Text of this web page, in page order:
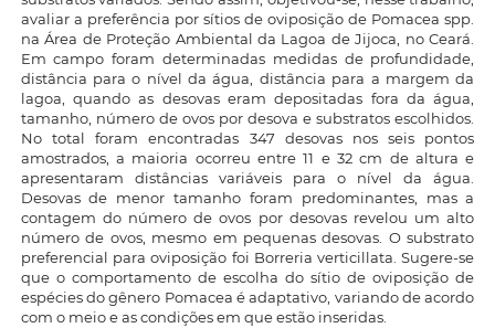
avaliar a preferência por sítios de oviposição de Pomacea spp.
na Área de Proteção Ambiental da Lagoa de Jijoca, no Ceará.
Em campo foram determinadas medidas de profundidade,
distância para o nível da água, distância para a margem da
lagoa, quando as desovas eram depositadas fora da água,
tamanho, número de ovos por desova e substratos escolhidos.
No total foram encontradas 347 desovas nos seis pontos
amostrados, a maioria ocorreu entre 11 e 32 cm de altura e
apresentaram distâncias variáveis para o nível da água.
Desovas de menor tamanho foram predominantes, mas a
contagem do número de ovos por desovas revelou um alto
número de ovos, mesmo em pequenas desovas. O substrato
preferencial para oviposição foi Borreria verticillata. Sugere-se
que o comportamento de escolha do sítio de oviposição de
espécies do gênero Pomacea é adaptativo, variando de acordo
com o meio e as condições em que estão inseridas.